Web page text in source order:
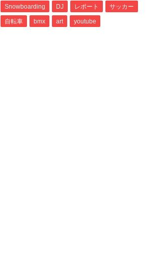
Snowboarding DJ レポート サッカー
自転車 bmx art youtube